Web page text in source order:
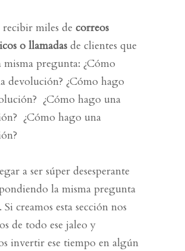
miles de correos
o llamadas de clientes que
misma pregunta: ¿Cómo
devolución? ¿Cómo hago
¿Cómo hago una
¿Cómo hago una
a ser súper desesperante
la misma pregunta
Si creamos esta sección nos
de todo ese jaleo y
invertir ese tiempo en algún